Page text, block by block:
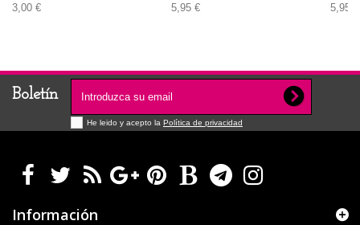
3,00 € 5,95 € 5,95 €
Boletín
He leido y acepto la Política de privacidad
Información